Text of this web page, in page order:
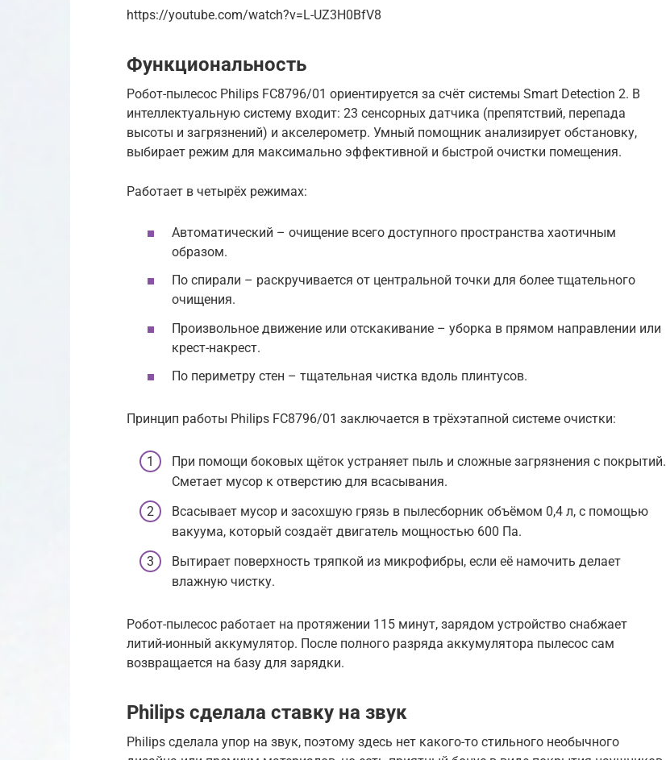
https://youtube.com/watch?v=L-UZ3H0BfV8
Функциональность
Робот-пылесос Philips FC8796/01 ориентируется за счёт системы Smart Detection 2. В
интеллектуальную систему входит: 23 сенсорных датчика (препятствий, перепада
высоты и загрязнений) и акселерометр. Умный помощник анализирует обстановку,
выбирает режим для максимально эффективной и быстрой очистки помещения.
Работает в четырёх режимах:
Автоматический – очищение всего доступного пространства хаотичным
образом.
По спирали – раскручивается от центральной точки для более тщательного
очищения.
Произвольное движение или отскакивание – уборка в прямом направлении или
крест-накрест.
По периметру стен – тщательная чистка вдоль плинтусов.
Принцип работы Philips FC8796/01 заключается в трёхэтапной системе очистки:
При помощи боковых щёток устраняет пыль и сложные загрязнения с покрытий.
Сметает мусор к отверстию для всасывания.
Всасывает мусор и засохшую грязь в пылесборник объёмом 0,4 л, с помощью
вакуума, который создаёт двигатель мощностью 600 Па.
Вытирает поверхность тряпкой из микрофибры, если её намочить делает
влажную чистку.
Робот-пылесос работает на протяжении 115 минут, зарядом устройство снабжает
литий-ионный аккумулятор. После полного разряда аккумулятора пылесос сам
возвращается на базу для зарядки.
Philips сделала ставку на звук
Philips сделала упор на звук, поэтому здесь нет какого-то стильного необычного